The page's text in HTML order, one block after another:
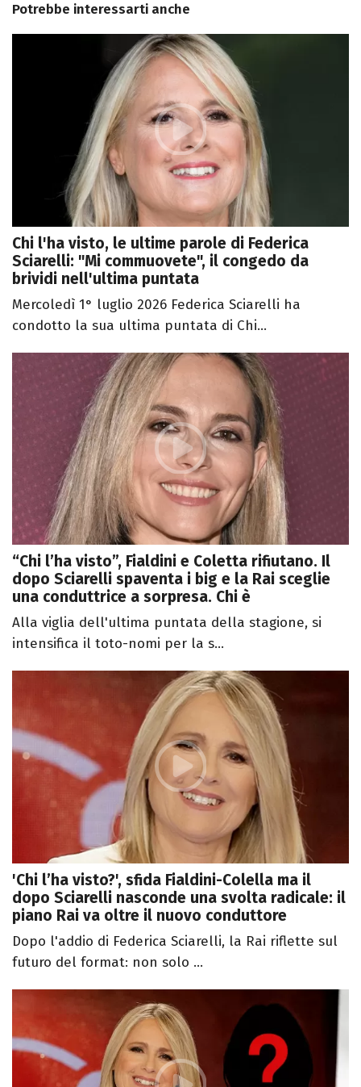
Potrebbe interessarti anche
Chi l'ha visto, le ultime parole di Federica
Sciarelli: "Mi commuovete", il congedo da
brividi nell'ultima puntata
Mercoledì 1° luglio 2026 Federica Sciarelli ha
condotto la sua ultima puntata di Chi...
“Chi l’ha visto”, Fialdini e Coletta rifiutano. Il
dopo Sciarelli spaventa i big e la Rai sceglie
una conduttrice a sorpresa. Chi è
Alla viglia dell'ultima puntata della stagione, si
intensifica il toto-nomi per la s...
'Chi l’ha visto?', sfida Fialdini-Colella ma il
dopo Sciarelli nasconde una svolta radicale: il
piano Rai va oltre il nuovo conduttore
Dopo l'addio di Federica Sciarelli, la Rai riflette sul
futuro del format: non solo ...